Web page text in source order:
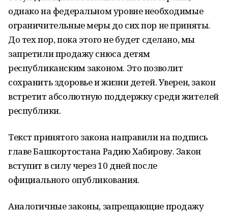
однако на федеральном уровне необходимые
ограничительные меры до сих пор не приняты.
До тех пор, пока этого не будет сделано, мы
запретили продажу снюса детям
республиканским законом. Это позволит
сохранить здоровье и жизни детей. Уверен, закон
встретит абсолютную поддержку среди жителей
республики.
Текст принятого закона направили на подпись
главе Башкортостана Радию Хабирову. Закон
вступит в силу через 10 дней после
официального опубликования.
Аналогичные законы, запрещающие продажу